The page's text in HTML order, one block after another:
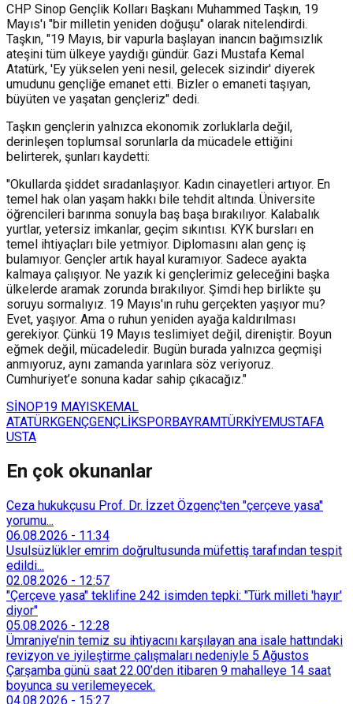
CHP Sinop Gençlik Kolları Başkanı Muhammed Taşkın, 19
Mayıs'ı "bir milletin yeniden doğuşu" olarak nitelendirdi.
Taşkın, "19 Mayıs, bir vapurla başlayan inancın bağımsızlık
ateşini tüm ülkeye yaydığı gündür. Gazi Mustafa Kemal
Atatürk, 'Ey yükselen yeni nesil, gelecek sizindir' diyerek
umudunu gençliğe emanet etti. Bizler o emaneti taşıyan,
büyüten ve yaşatan gençleriz" dedi.
Taşkın gençlerin yalnızca ekonomik zorluklarla değil,
derinleşen toplumsal sorunlarla da mücadele ettiğini
belirterek, şunları kaydetti:
"Okullarda şiddet sıradanlaşıyor. Kadın cinayetleri artıyor. En
temel hak olan yaşam hakkı bile tehdit altında. Üniversite
öğrencileri barınma sonuyla baş başa bırakılıyor. Kalabalık
yurtlar, yetersiz imkanlar, geçim sıkıntısı. KYK bursları en
temel ihtiyaçları bile yetmiyor. Diplomasını alan genç iş
bulamıyor. Gençler artık hayal kuramıyor. Sadece ayakta
kalmaya çalışıyor. Ne yazık ki gençlerimiz geleceğini başka
ülkelerde aramak zorunda bırakılıyor. Şimdi hep birlikte şu
soruyu sormalıyız. 19 Mayıs'ın ruhu gerçekten yaşıyor mu?
Evet, yaşıyor. Ama o ruhun yeniden ayağa kaldırılması
gerekiyor. Çünkü 19 Mayıs teslimiyet değil, direniştir. Boyun
eğmek değil, mücadeledir. Bugün burada yalnızca geçmişi
anmıyoruz, aynı zamanda yarınlara söz veriyoruz.
Cumhuriyet’e sonuna kadar sahip çıkacağız."
SİNOP19 MAYISKEMAL
ATATÜRKGENÇGENÇLİKSPORBAYRAMTÜRKİYEMUSTAFA
USTA
En çok okunanlar
Ceza hukukçusu Prof. Dr. İzzet Özgenç'ten "çerçeve yasa"
yorumu...
06.08.2026 - 11:34
Usulsüzlükler emrim doğrultusunda müfettiş tarafından tespit
edildi...
02.08.2026 - 12:57
"Çerçeve yasa" teklifine 242 isimden tepki: "Türk milleti 'hayır'
diyor"
05.08.2026 - 12:28
Ümraniye’nin temiz su ihtiyacını karşılayan ana isale hattındaki
revizyon ve iyileştirme çalışmaları nedeniyle 5 Ağustos
Çarşamba günü saat 22.00’den itibaren 9 mahalleye 14 saat
boyunca su verilemeyecek.
04.08.2026 - 15:27